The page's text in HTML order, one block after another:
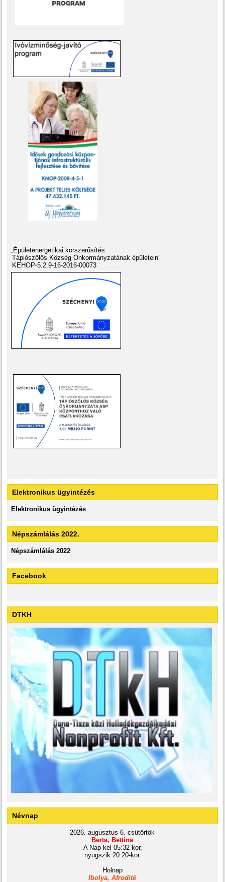
„Épületenergetikai korszerűsítés
Tápiószőlős Község Önkormányzatának épületein”
KEHOP-5.2.9-16-2016-00073
Elektronikus ügyintézés
Elektronikus ügyintézés
Népszámlálás 2022.
Népszámlálás 2022
Facebook
DTKH
Névnap
2026. augusztus 6. csütörtök
Berta, Bettina
A Nap kel 05:32-kor,
nyugszik 20:20-kor.
Holnap
Ibolya, Afrodité